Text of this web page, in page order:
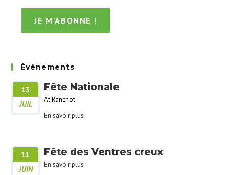
Événements
13
JUIL
Fête Nationale
At Ranchot
En savoir plus
11
JUIN
Fête des Ventres creux
En savoir plus